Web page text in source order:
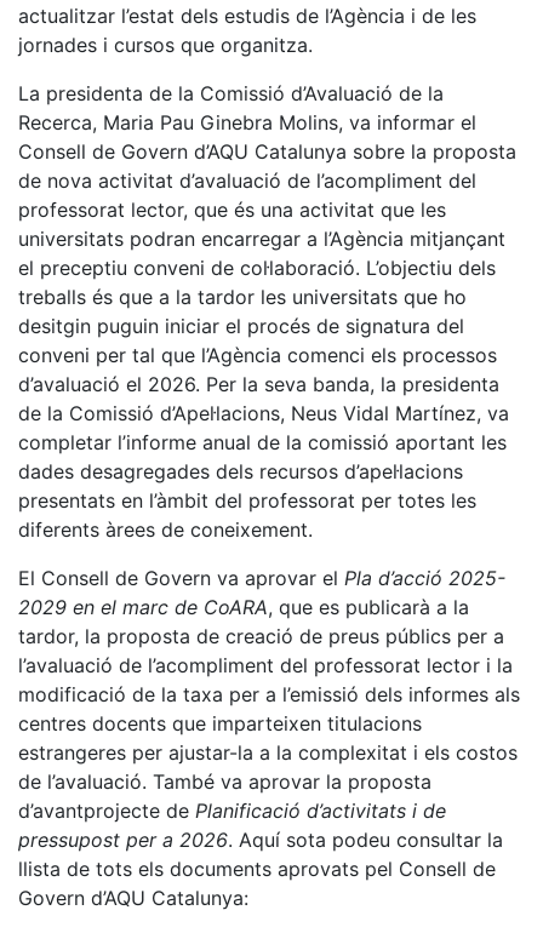
actualitzar l’estat dels estudis de l’Agència i de les
jornades i cursos que organitza.
La presidenta de la Comissió d’Avaluació de la
Recerca, Maria Pau Ginebra Molins, va informar el
Consell de Govern d’AQU Catalunya sobre la proposta
de nova activitat d’avaluació de l’acompliment del
professorat lector, que és una activitat que les
universitats podran encarregar a l’Agència mitjançant
el preceptiu conveni de col·laboració. L’objectiu dels
treballs és que a la tardor les universitats que ho
desitgin puguin iniciar el procés de signatura del
conveni per tal que l’Agència comenci els processos
d’avaluació el 2026. Per la seva banda, la presidenta
de la Comissió d’Apel·lacions, Neus Vidal Martínez, va
completar l’informe anual de la comissió aportant les
dades desagregades dels recursos d’apel·lacions
presentats en l’àmbit del professorat per totes les
diferents àrees de coneixement.
El Consell de Govern va aprovar el Pla d’acció 2025-
2029 en el marc de CoARA, que es publicarà a la
tardor, la proposta de creació de preus públics per a
l’avaluació de l’acompliment del professorat lector i la
modificació de la taxa per a l’emissió dels informes als
centres docents que imparteixen titulacions
estrangeres per ajustar-la a la complexitat i els costos
de l’avaluació. També va aprovar la proposta
d’avantprojecte de Planificació d’activitats i de
pressupost per a 2026. Aquí sota podeu consultar la
llista de tots els documents aprovats pel Consell de
Govern d’AQU Catalunya: